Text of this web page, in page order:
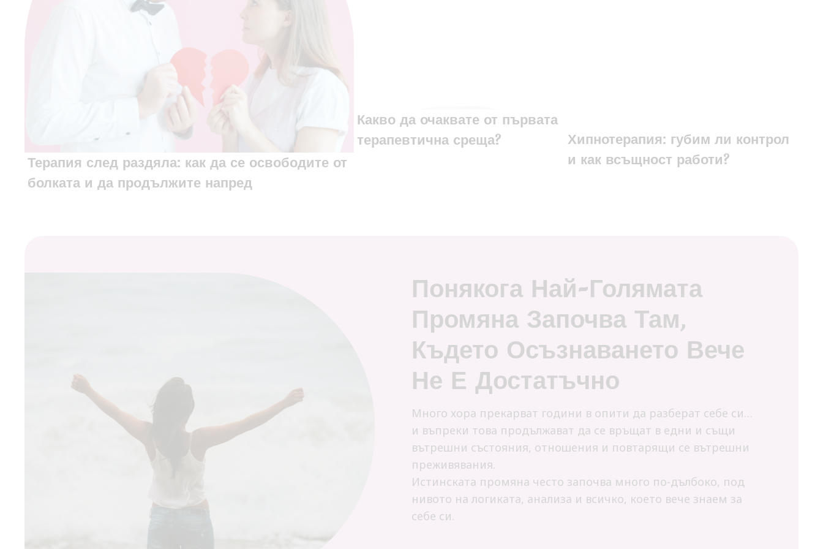
Терапия след раздяла: как да се освободите от
болката и да продължите напред
‍Какво да очаквате от първата
терапевтична среща?
Хипнотерапия: губим ли контрол
и как всъщност работи?
Понякога Най-Голямата
Промяна Започва Там,
Където Осъзнаването Вече
Не Е Достатъчно
Много хора прекарват години в опити да разберат себе си…
и въпреки това продължават да се връщат в едни и същи
вътрешни състояния, отношения и повтарящи се вътрешни
преживявания.
Истинската промяна често започва много по-дълбоко, под
нивото на логиката, анализа и всичко, което вече знаем за
себе си.